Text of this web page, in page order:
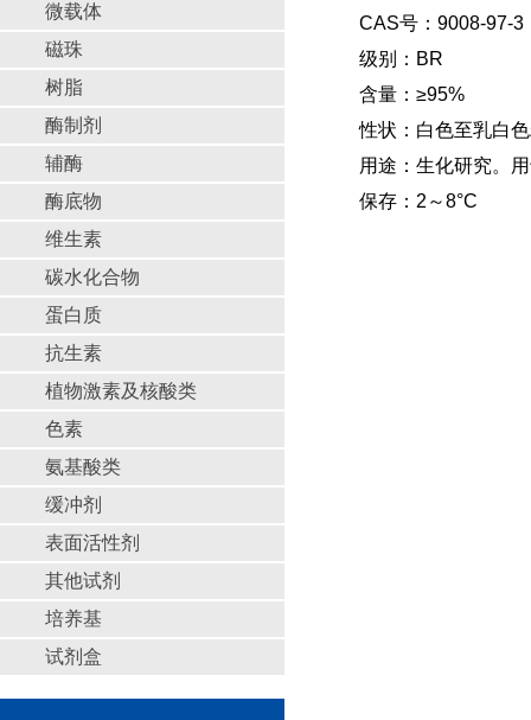
微载体
磁珠
树脂
酶制剂
辅酶
酶底物
维生素
碳水化合物
蛋白质
抗生素
植物激素及核酸类
色素
氨基酸类
缓冲剂
表面活性剂
其他试剂
培养基
试剂盒
CAS号：9008-97-3
级别：BR
含量： ≥95%
性状：白色至乳白
用途：生化研究。
保存：2～8°C